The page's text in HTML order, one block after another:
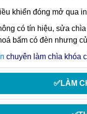
khiển đóng mở qua
có tín hiệu, sửa
bấm có đèn nhưng
chuyên làm chìa khóa
✅LÀM